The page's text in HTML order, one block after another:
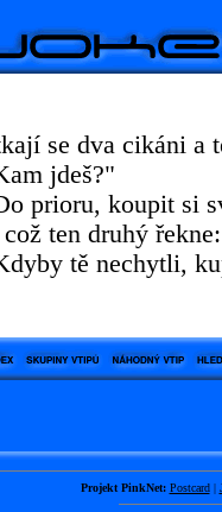
se dva cikáni a
jdeš?"
prioru, koupit si
ten druhý řekne:
tě nechytli,
Projekt PinkNet: Postcard|